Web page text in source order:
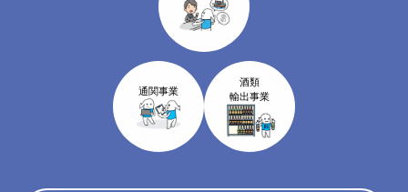
通関事業
酒類
輸出事業